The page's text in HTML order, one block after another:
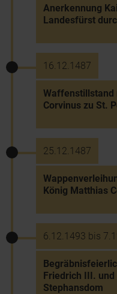
Anerkennung
Landesfürst
16.12.1487
Waffenstillstand
Corvinus zu St.
25.12.1487
König Matthias
6.12.1493 bis
Friedrich III.
Stephansdom